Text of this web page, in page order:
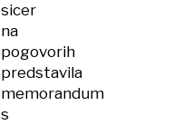
sicer
na
pogovorih
predstavila
memorandum
s